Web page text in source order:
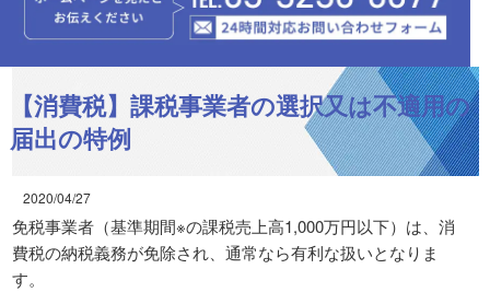
【消費税】課税事業者の選択又は不適用の
届出の特例
2020/04/27
免税事業者（基準期間※の課税売上高1,000万円以下）は、消
費税の納税義務が免除され、通常なら有利な扱いとなりま
す。